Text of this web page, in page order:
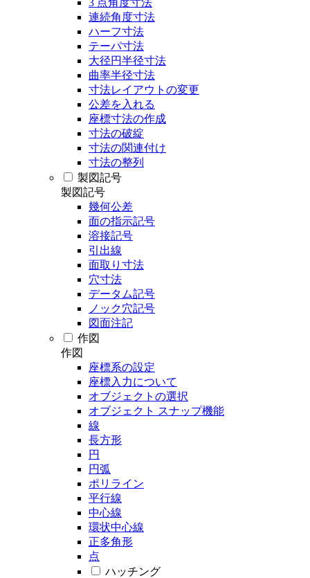
3 点角度寸法
連続角度寸法
ハーフ寸法
テーパ寸法
大径円半径寸法
曲率半径寸法
寸法レイアウトの変更
公差を入れる
座標寸法の作成
寸法の破綻
寸法の関連付け
寸法の整列
製図記号
製図記号
幾何公差
面の指示記号
溶接記号
引出線
面取り寸法
穴寸法
データム記号
ノック穴記号
図面注記
作図
作図
座標系の設定
座標入力について
オブジェクトの選択
オブジェクト スナップ機能
線
長方形
円
円弧
ポリライン
平行線
中心線
環状中心線
正多角形
点
ハッチング